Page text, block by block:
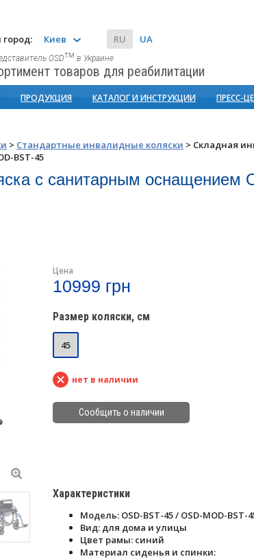
Киев RU UA
OSDтм в Украине
товаров для реабилитации
ПРОДУКЦИЯ КАТАЛОГ И ИНСТРУКЦИИ ПРЕСС-
> Стандартные инвалидные коляски > Складная
BST-45
с санитарным оснащением
Цена
10999 грн
Размер коляски, см
45
нет в наличии
Сообщить о наличии
Характеристики
Модель: OSD-BST-45 / OSD-MOD-BST-
Вид: для дома и улицы
Цвет рамы: синий
Материал сиденья и спинки: